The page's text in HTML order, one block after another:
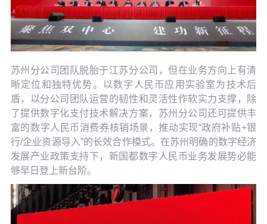
苏州分公司团队脱胎于江苏分公司，但在业务方向上有清
晰定位和独特优势。以数字人民币应用实验室为技术后
盾，以分公司团队运营的韧性和灵活性作软实力支撑，除
了提供数字化支付技术解决方案，苏州分公司还可提供丰
富的数字人民币消费券核销场景，推动实现“政府补贴+银
行/企业资源导入”的长效合作模式。在苏州明确的数字经济
发展产业政策支持下，新国都数字人民币业务发展势必能
够早日登上新台阶。